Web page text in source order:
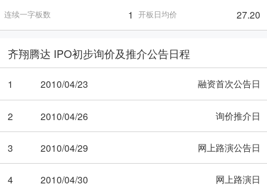
连续一字板数 1 开板日均价 27.20
齐翔腾达 IPO初步询价及推介公告日程
1 2010/04/23 融资首次公告日
2 2010/04/26 询价推介日
3 2010/04/29 网上路演公告日
4 2010/04/30 网上路演日